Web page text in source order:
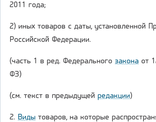
2011 года;
2) иных товаров с даты, установленной
Российской Федерации.
(часть 1 в ред. Федерального закона от
ФЗ)
(см. текст в предыдущей редакции)
2. Виды товаров, на которые